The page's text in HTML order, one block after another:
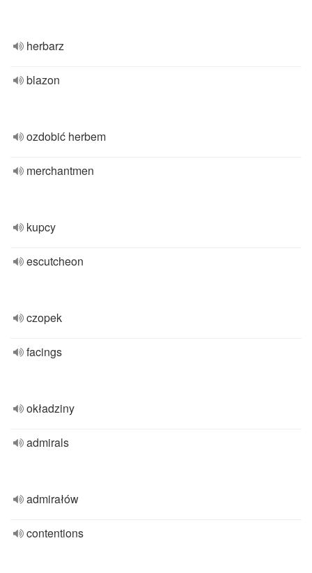
herbarz
blazon
ozdobić herbem
merchantmen
kupcy
escutcheon
czopek
facings
okładziny
admirals
admirałów
contentions